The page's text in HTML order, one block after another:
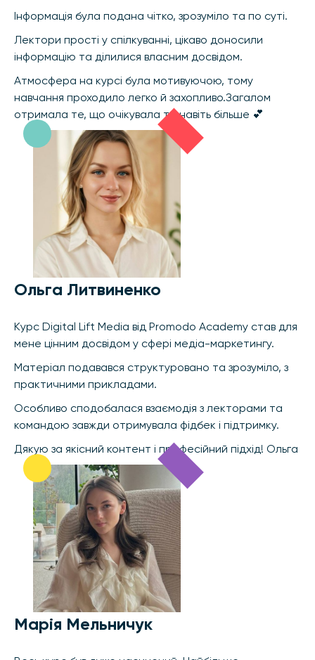
Інформація була подана чітко, зрозуміло та по суті.
Лектори прості у спілкуванні, цікаво доносили
інформацію та ділилися власним досвідом.
Атмосфера на курсі була мотивуючою, тому
навчання проходило легко й захопливо.Загалом
отримала те, що очікувала та навіть більше 💕
Ольга Литвиненко
Курс Digital Lift Media від Promodo Academy став для
мене цінним досвідом у сфері медіа-маркетингу.
Матеріал подавався структуровано та зрозуміло, з
практичними прикладами.
Особливо сподобалася взаємодія з лекторами та
командою завжди отримувала фідбек і підтримку.
Дякую за якісний контент і професійний підхід! Ольга
Марія Мельничук